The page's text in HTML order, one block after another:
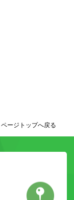
ページトップへ戻る